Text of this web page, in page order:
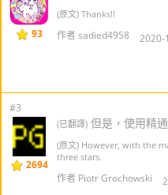
93
(原文) Thanks!!
作者 sadied4958 2020-
#3
2694
(已翻譯) 但是，使用精
(原文) However, with the
three stars.
作者 Piotr Grochowski